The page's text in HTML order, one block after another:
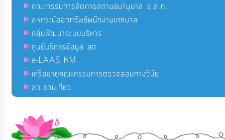
คณะกรรมการจัดการสถานธนานุบาล จ.ส.ท.
สหกรณ์ออกทรัพย์พนักงานเทศบาล
กลุ่มพัฒนาระบบบริหาร
ศูนย์บริการข้อมูล สถ.
e-LAAS KM
เครือข่ายคณะกรรมการตรวจสอบทางวินัย
สถ.ชวนเที่ยว